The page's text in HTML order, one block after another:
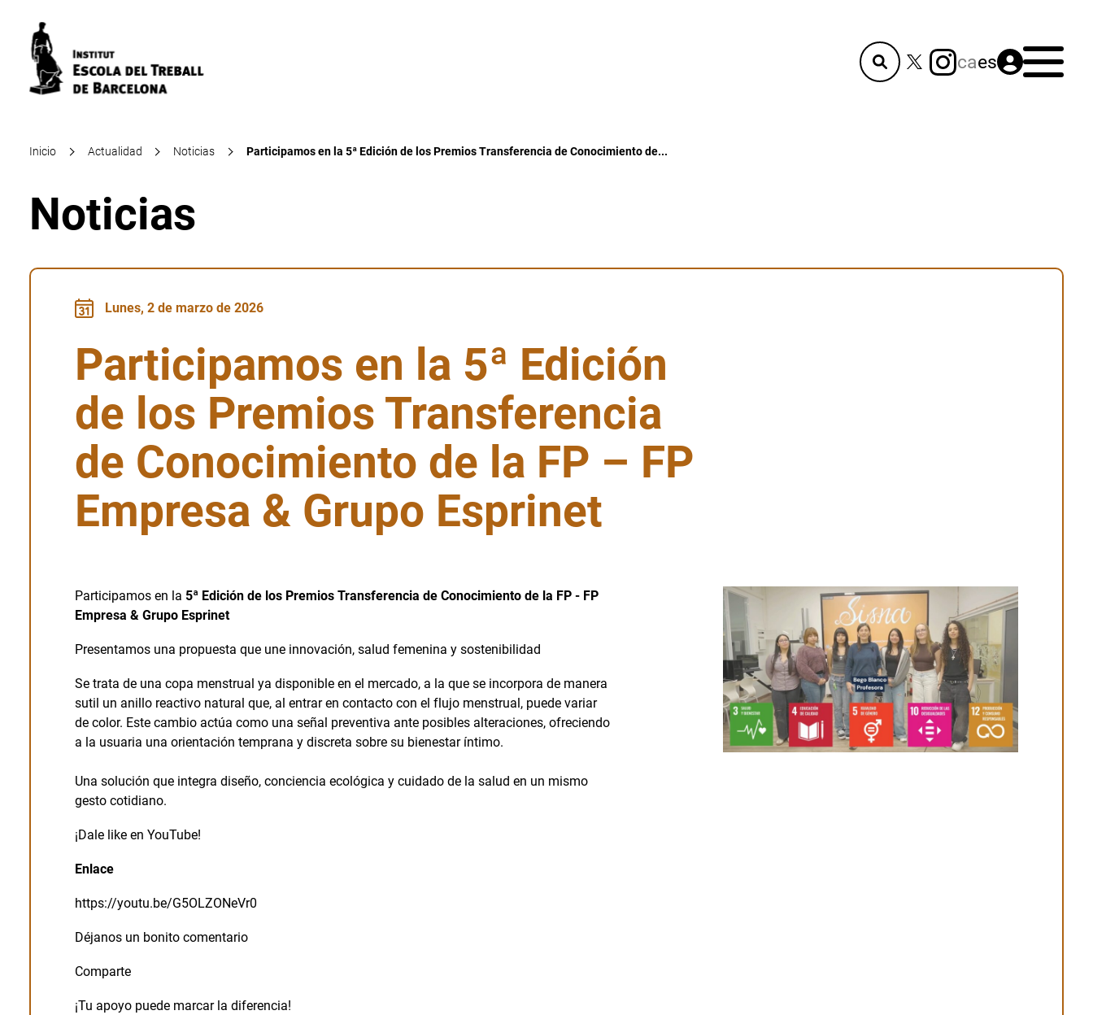
caes Menú
Inicio Actualidad Noticias Participamos en la 5ª Edición de los Premios Transferencia de Conocimiento de...
Noticias
Lunes, 2 de marzo de 2026
Participamos en la 5ª Edición
de los Premios Transferencia
de Conocimiento de la FP – FP
Empresa & Grupo Esprinet
Participamos en la 5ª Edición de los Premios Transferencia de Conocimiento de la FP - FP
Empresa & Grupo Esprinet
Presentamos una propuesta que une innovación, salud femenina y sostenibilidad
Se trata de una copa menstrual ya disponible en el mercado, a la que se incorpora de manera
sutil un anillo reactivo natural que, al entrar en contacto con el flujo menstrual, puede variar
de color. Este cambio actúa como una señal preventiva ante posibles alteraciones, ofreciendo
a la usuaria una orientación temprana y discreta sobre su bienestar íntimo.
Una solución que integra diseño, conciencia ecológica y cuidado de la salud en un mismo
gesto cotidiano.
¡Dale like en YouTube!
Enlace
https://youtu.be/G5OLZONeVr0
Déjanos un bonito comentario
Comparte
¡Tu apoyo puede marcar la diferencia!